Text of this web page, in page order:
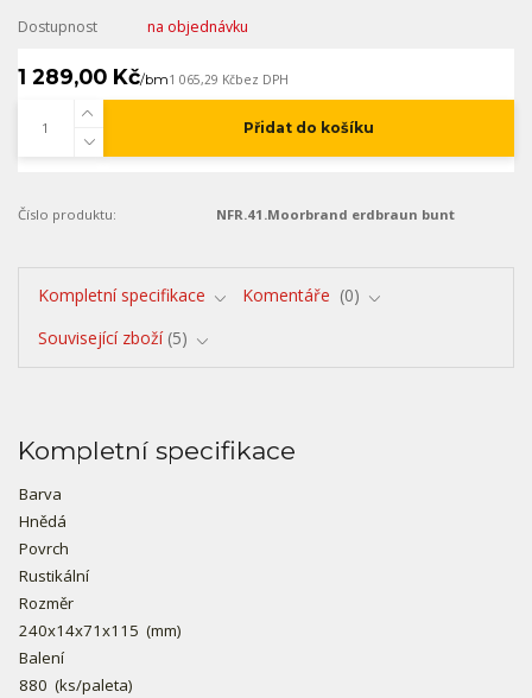
Dostupnost na objednávku
1 289,00 Kč/bm1 065,29 Kčbez DPH
Přidat do košíku
Číslo produktu: NFR.41.Moorbrand erdbraun bunt
Kompletní specifikace Komentáře
0
Související zboží 5
Kompletní specifikace
Barva
Hnědá
Povrch
Rustikální
Rozměr
240x14x71x115 (mm)
Balení
880 (ks/paleta)